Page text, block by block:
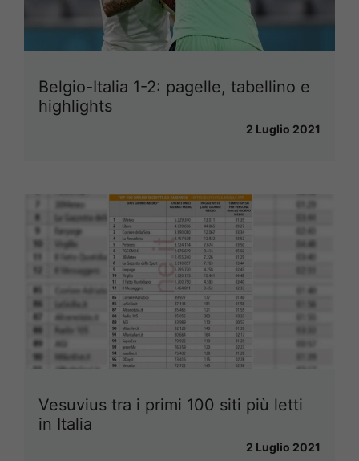
Belgio-Italia 1-2: pagelle, tabellino e
highlights
2 Luglio 2021
Vesuvius tra i primi 100 siti più letti
in Italia
2 Luglio 2021